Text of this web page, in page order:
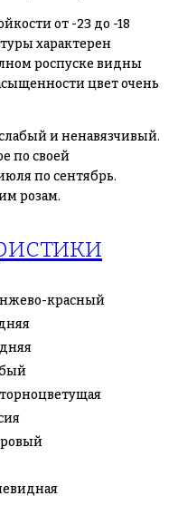
от -23 до -18
характерен
роспуске видны
цвет очень
и ненавязчивый.
по своей
по сентябрь.
розам.
красный